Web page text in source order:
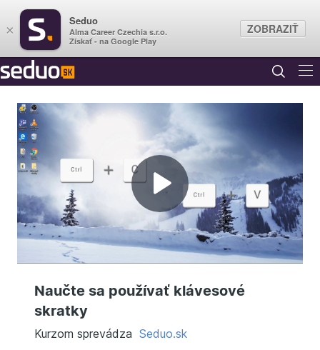
Prehrať
video
Naučte sa používať klávesové
skratky
Kurzom sprevádza Seduo.sk
×
Seduo
Alma Career Czechia s.r.o.
Získať - na Google Play
ZOBRAZIŤ